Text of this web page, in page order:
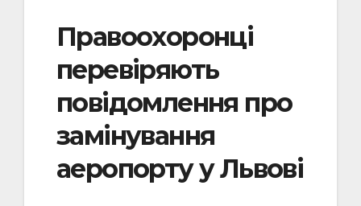
Правоохоронці
перевіряють
повідомлення про
замінування
аеропорту у Львові